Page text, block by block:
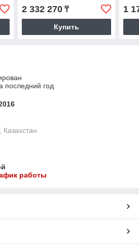
2 332 270₸
Купить
1
последний год
Казахстан
работы